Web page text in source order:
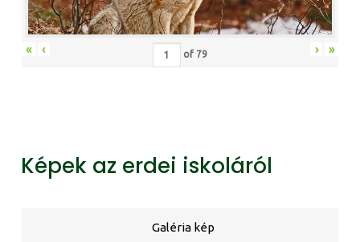
« ‹ of 79 › »
Képek az erdei iskoláról
Galéria kép